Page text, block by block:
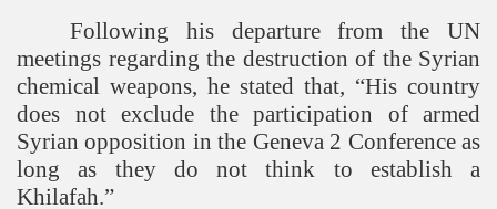
Following his departure from the UN
meetings regarding the destruction of the Syrian
chemical weapons, he stated that, “His country
does not exclude the participation of armed
Syrian opposition in the Geneva 2 Conference as
long as they do not think to establish a
Khilafah.”